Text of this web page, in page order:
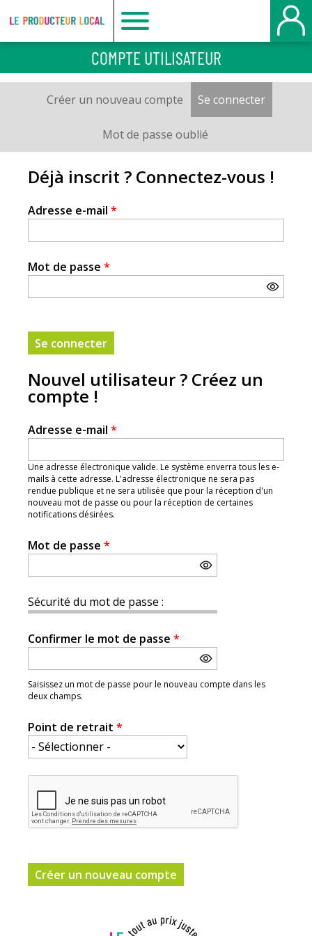
Le
producteur
local
Bois
COMPTE UTILISATEUR
OngletsCréer un nouveau compte Se connecter(onglet
Mot de passe oublié
Déjà inscrit ? Connectez-vous !
Adresse e-mail *
Mot de passe *
Nouvel utilisateur ? Créez un
compte !
Adresse e-mail *
Une adresse électronique valide. Le système enverra tous les e-
mails à cette adresse. L'adresse électronique ne sera pas
rendue publique et ne sera utilisée que pour la réception d'un
nouveau mot de passe ou pour la réception de certaines
notifications désirées.
Mot de passe *
Sécurité du mot de passe :
Confirmer le mot de passe *
Saisissez un mot de passe pour le nouveau compte dans les
deux champs.
Point de retrait *